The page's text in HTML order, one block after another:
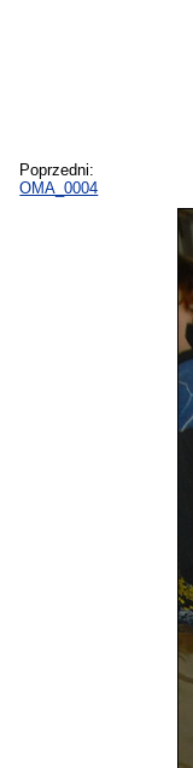
Poprzedni:
OMA_0004